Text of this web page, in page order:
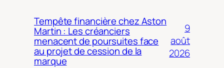
Tempête financière chez Aston
Martin : Les créanciers
menacent de poursuites face
au projet de cession de la
marque
9
août
2026